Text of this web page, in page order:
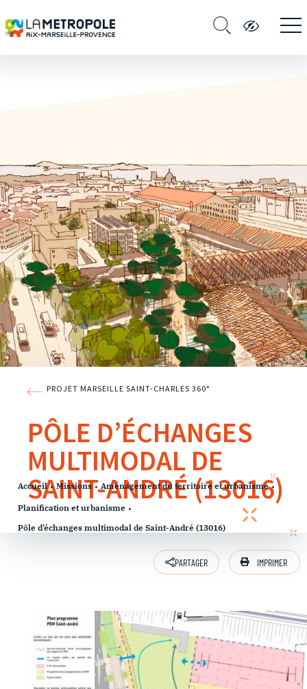
PROJET MARSEILLE SAINT-CHARLES 360°
PÔLE D’ÉCHANGES
MULTIMODAL DE
SAINT-ANDRÉ (13016)
Accueil Missions Aménagement du territoire et urbanisme
Planification et urbanisme
Pôle d’échanges multimodal de Saint-André (13016)
PARTAGER IMPRIMER